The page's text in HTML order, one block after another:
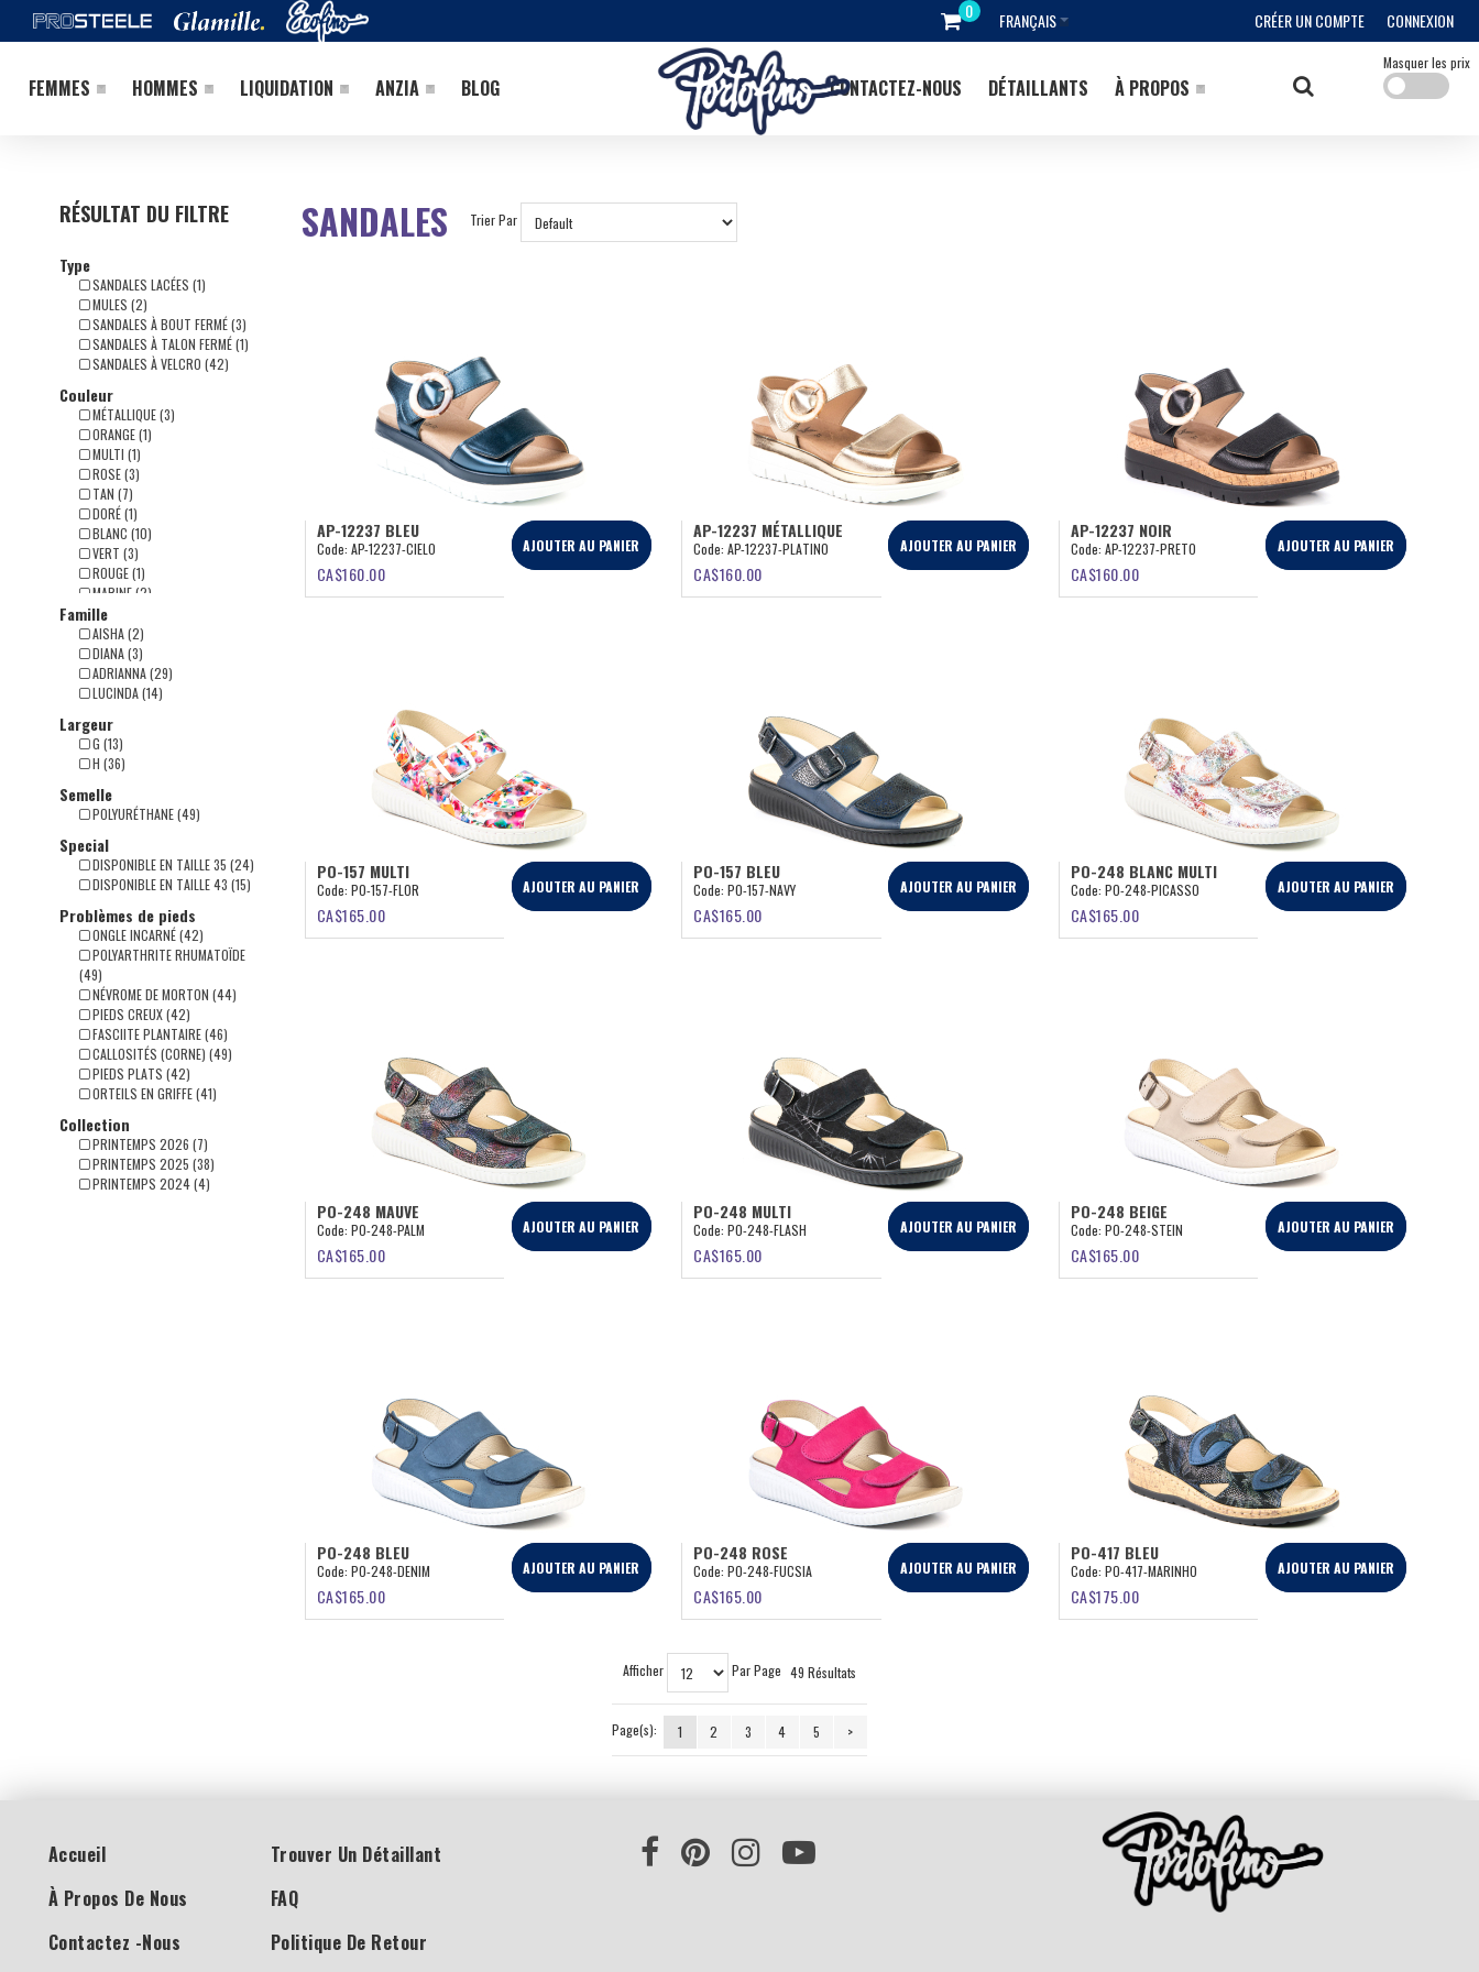
CRÉER UN COMPTE CONNEXION
FRANÇAIS
FEMMES HOMMES LIQUIDATION ANZIA À PROPOS
DÉTAILLANTS
BLOG CONTACTEZ-NOUS
Masquer les prix
RÉSULTAT DU FILTRE
Type
SANDALES LACÉES (1)
MULES (2)
SANDALES À BOUT FERMÉ (3)
SANDALES À TALON FERMÉ (1)
SANDALES À VELCRO (42)
Couleur
MÉTALLIQUE (3)
ORANGE (1)
MULTI (1)
ROSE (3)
TAN (7)
DORÉ (1)
BLANC (10)
VERT (3)
ROUGE (1)
MARINE (2)
BLEU (13)
BEIGE (2)
NOIR (11)
Famille
AISHA (2)
DIANA (3)
ADRIANNA (29)
LUCINDA (14)
Largeur
G (13)
H (36)
Semelle
POLYURÉTHANE (49)
Special
DISPONIBLE EN TAILLE 35 (24)
DISPONIBLE EN TAILLE 43 (15)
Problèmes de pieds
ONGLE INCARNÉ (42)
POLYARTHRITE RHUMATOÏDE
(49)
NÉVROME DE MORTON (44)
PIEDS CREUX (42)
FASCIITE PLANTAIRE (46)
CALLOSITÉS (CORNE) (49)
PIEDS PLATS (42)
ORTEILS EN GRIFFE (41)
Collection
PRINTEMPS 2026 (7)
PRINTEMPS 2025 (38)
PRINTEMPS 2024 (4)
SANDALES Trier Par
AP-12237 BLEU
Code: AP-12237-CIELO
CA$160.00
AJOUTER AU PANIER
AP-12237 MÉTALLIQUE
Code: AP-12237-PLATINO
CA$160.00
AJOUTER AU PANIER
AP-12237 NOIR
Code: AP-12237-PRETO
CA$160.00
AJOUTER AU PANIER
PO-157 MULTI
Code: PO-157-FLOR
CA$165.00
AJOUTER AU PANIER
PO-157 BLEU
Code: PO-157-NAVY
CA$165.00
AJOUTER AU PANIER
PO-248 BLANC MULTI
Code: PO-248-PICASSO
CA$165.00
AJOUTER AU PANIER
PO-248 MAUVE
Code: PO-248-PALM
CA$165.00
AJOUTER AU PANIER
PO-248 MULTI
Code: PO-248-FLASH
CA$165.00
AJOUTER AU PANIER
PO-248 BEIGE
Code: PO-248-STEIN
CA$165.00
AJOUTER AU PANIER
PO-248 BLEU
Code: PO-248-DENIM
CA$165.00
AJOUTER AU PANIER
PO-248 ROSE
Code: PO-248-FUCSIA
CA$165.00
AJOUTER AU PANIER
PO-417 BLEU
Code: PO-417-MARINHO
CA$175.00
AJOUTER AU PANIER
Afficher Par Page 49 Résultats
Page(s): 1 2 3 4 5 >
Accueil
À Propos De Nous
Contactez -nous
Trouver Un Détaillant
FAQ
Politique De Retour